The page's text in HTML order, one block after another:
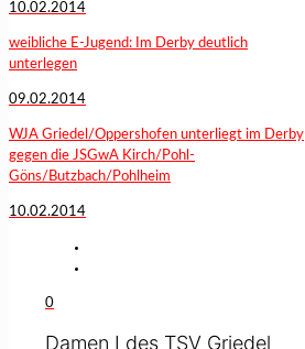
10.02.2014
weibliche E-Jugend: Im Derby deutlich
unterlegen
09.02.2014
WJA Griedel/Oppershofen unterliegt im Derby
gegen die JSGwA Kirch/Pohl-
Göns/Butzbach/Pohlheim
10.02.2014
0
Damen I des TSV Griedel